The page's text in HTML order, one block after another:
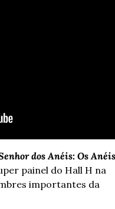
dos Anéis: Os Anéis
foi revelado durante o super painel do Hall H na
importantes da